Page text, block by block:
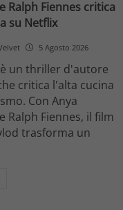
Ralph Fiennes critica
su Netflix
5 Agosto 2026
un thriller d'autore
critica l'alta cucina
Con Anya
Ralph Fiennes, il film
trasforma un